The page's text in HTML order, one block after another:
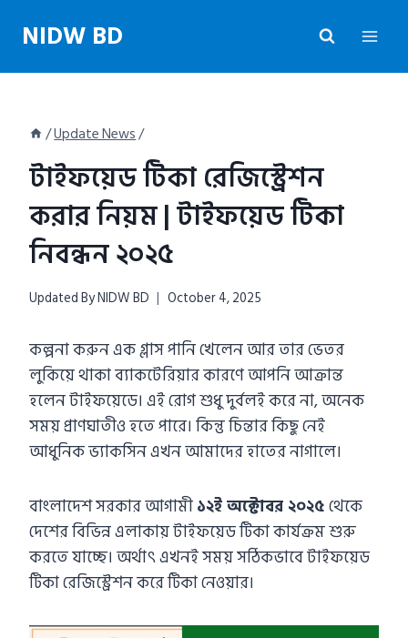
NIDW BD
/Update News/
টাইফয়েড টিকা রেজিস্ট্রেশন
করার নিয়ম | টাইফয়েড টিকা
নিবন্ধন ২০২৫
Updated ByNIDW BD October 4, 2025
কল্পনা করুন এক গ্লাস পানি খেলেন আর তার ভেতর
লুকিয়ে থাকা ব্যাকটেরিয়ার কারণে আপনি আক্রান্ত
হলেন টাইফয়েডে। এই রোগ শুধু দুর্বলই করে না, অনেক
সময় প্রাণঘাতীও হতে পারে। কিন্তু চিন্তার কিছু নেই
আধুনিক ভ্যাকসিন এখন আমাদের হাতের নাগালে।
বাংলাদেশ সরকার আগামী১২ই অক্টোবর ২০২৫থেকে
দেশের বিভিন্ন এলাকায় টাইফয়েড টিকা কার্যক্রম শুরু
করতে যাচ্ছে। অর্থাৎ এখনই সময় সঠিকভাবে টাইফয়েড
টিকা রেজিস্ট্রেশন করে টিকা নেওয়ার।